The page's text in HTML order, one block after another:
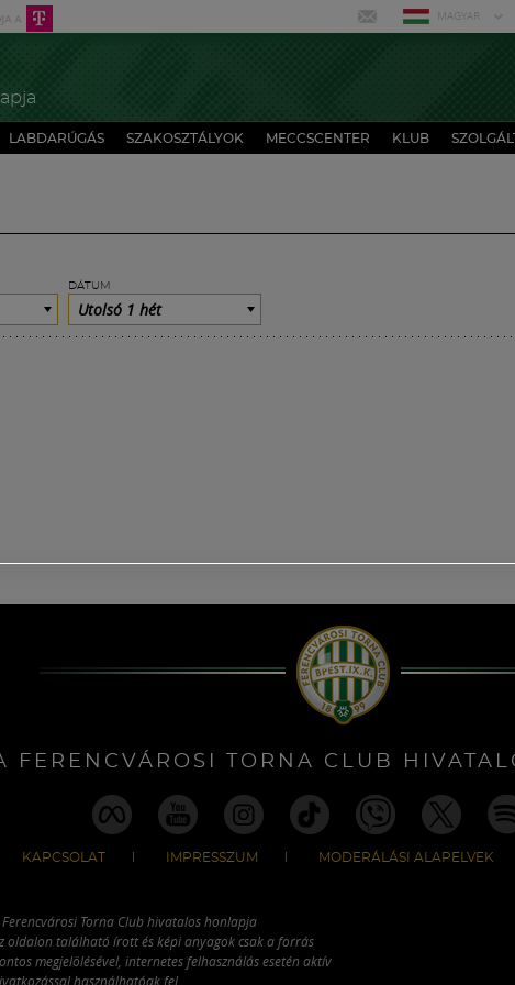
MAGYAR
LABDARÚGÁS SZAKOSZTÁLYOK MECCSCENTER KLUB
DÁTUM
Utolsó 1 hét
FERENCVÁROSI TORNA CLUB
KAPCSOLAT IMPRESSZUM MODERÁLÁSI ALAPELVEK
Ferencvárosi Torna Club hivatalos honlapja
oldalon található írott és képi anyagok csak a forrás
megjelölésével, internetes felhasználás esetén aktív
használhatóak fel.